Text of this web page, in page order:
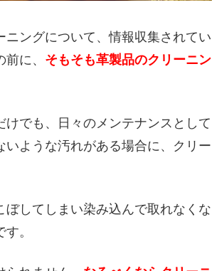
ングについて、情報収集されてい
に、 そもそも革製品のクリーニン
でも、日々のメンテナンスとして
ような汚れがある場合に、クリー
してしまい染み込んで取れなくな
。